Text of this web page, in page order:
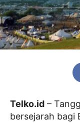
Telko.id –
bersejarah bagi